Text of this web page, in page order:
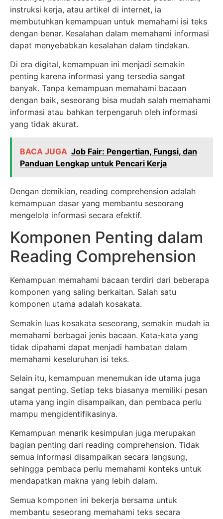
instruksi kerja, atau artikel di internet, ia
membutuhkan kemampuan untuk memahami isi teks
dengan benar. Kesalahan dalam memahami informasi
dapat menyebabkan kesalahan dalam tindakan.
Di era digital, kemampuan ini menjadi semakin
penting karena informasi yang tersedia sangat
banyak. Tanpa kemampuan memahami bacaan
dengan baik, seseorang bisa mudah salah memahami
informasi atau bahkan terpengaruh oleh informasi
yang tidak akurat.
BACA JUGA Job Fair: Pengertian, Fungsi, dan
Panduan Lengkap untuk Pencari Kerja
Dengan demikian, reading comprehension adalah
kemampuan dasar yang membantu seseorang
mengelola informasi secara efektif.
Komponen Penting dalam
Reading Comprehension
Kemampuan memahami bacaan terdiri dari beberapa
komponen yang saling berkaitan. Salah satu
komponen utama adalah kosakata.
Semakin luas kosakata seseorang, semakin mudah ia
memahami berbagai jenis bacaan. Kata-kata yang
tidak dipahami dapat menjadi hambatan dalam
memahami keseluruhan isi teks.
Selain itu, kemampuan menemukan ide utama juga
sangat penting. Setiap teks biasanya memiliki pesan
utama yang ingin disampaikan, dan pembaca perlu
mampu mengidentifikasinya.
Kemampuan menarik kesimpulan juga merupakan
bagian penting dari reading comprehension. Tidak
semua informasi disampaikan secara langsung,
sehingga pembaca perlu memahami konteks untuk
mendapatkan makna yang lebih dalam.
Semua komponen ini bekerja bersama untuk
membantu seseorang memahami teks secara